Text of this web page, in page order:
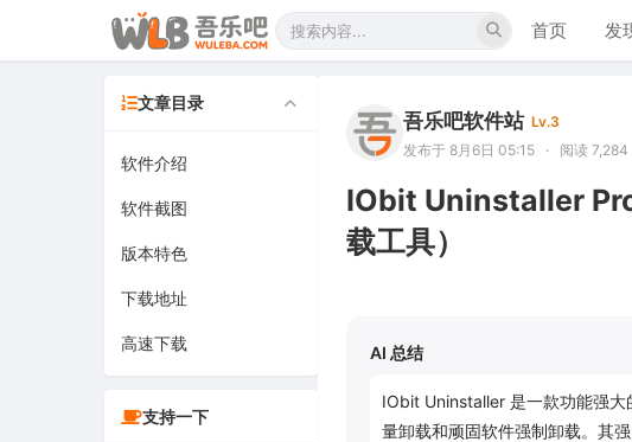
首页 发
文章目录
软件介绍
软件截图
版本特色
下载地址
高速下载
支持一下
吾乐吧软件站 Lv.3
发布于 8月6日 05:15
· 阅读 7,284
IObit Uninstaller Pro
载工具）
AI 总结
IObit Uninstaller 是一款功能强
量卸载和顽固软件强制卸载。其